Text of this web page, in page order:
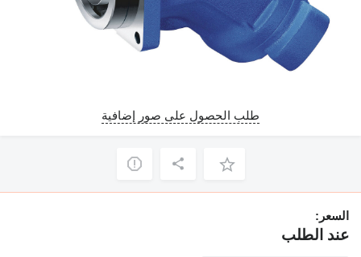
طلب الحصول على صور إضافية
السعر:
عند الطلب